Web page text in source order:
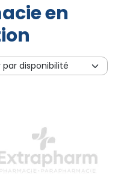
en